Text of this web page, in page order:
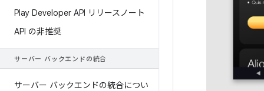
Play Developer API リリースノート
API の非推奨
サーバー バックエンドの統合
サーバー バックエンドの統合につい